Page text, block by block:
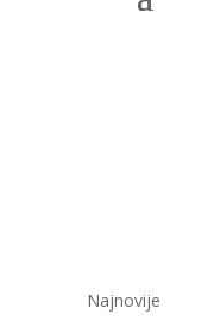
Najnovije